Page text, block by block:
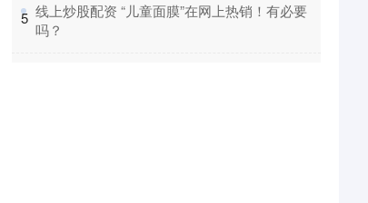
5 ​线上炒股配资 “儿童面膜”在网上热销！有必要
吗？